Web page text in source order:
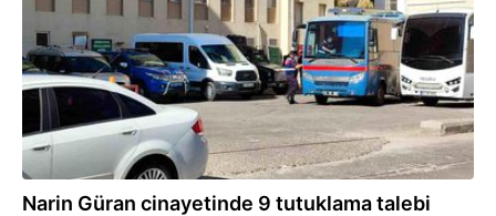
Narin Güran cinayetinde 9 tutuklama talebi